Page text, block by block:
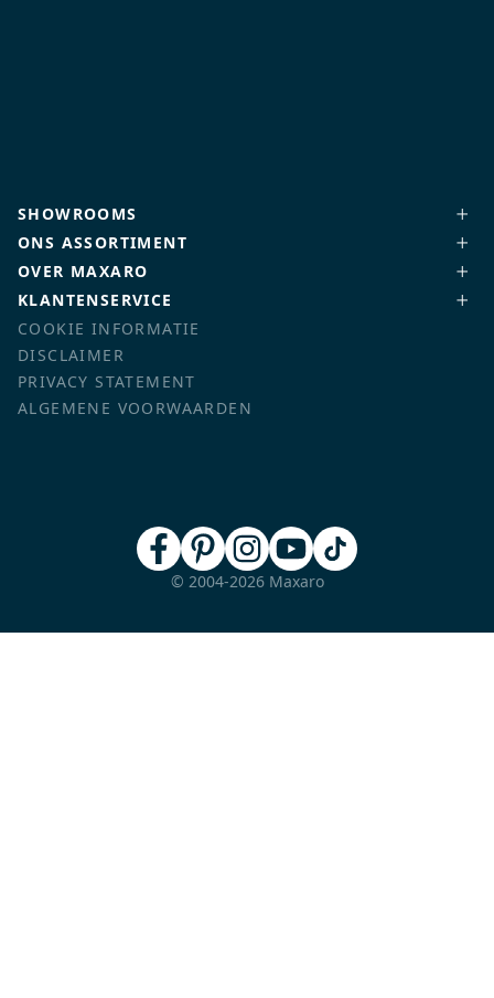
SHOWROOMS
ONS ASSORTIMENT
OVER MAXARO
KLANTENSERVICE
COOKIE INFORMATIE
DISCLAIMER
PRIVACY STATEMENT
ALGEMENE VOORWAARDEN
© 2004-2026 Maxaro